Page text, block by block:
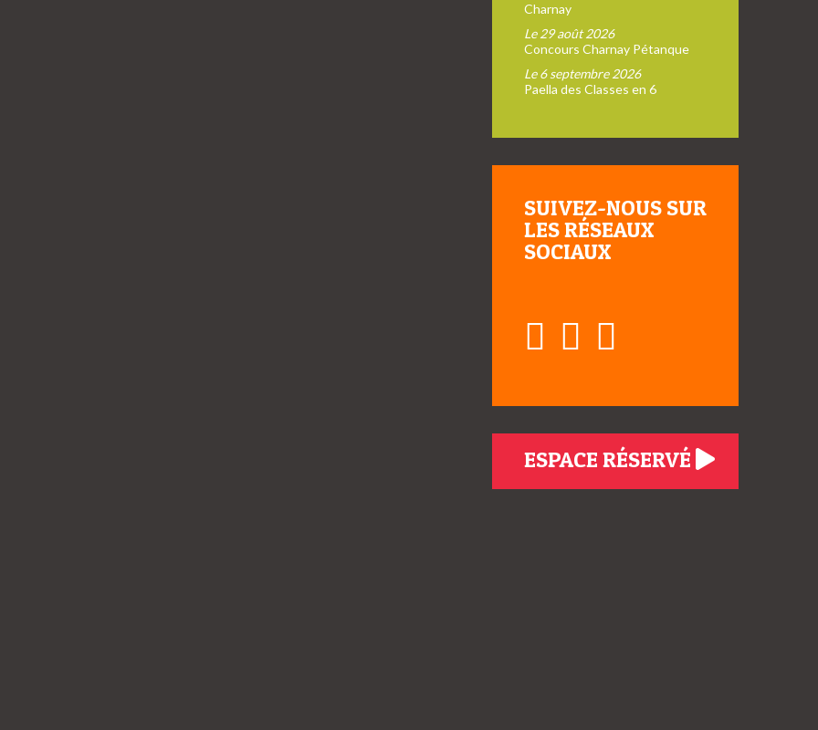
Charnay
Le 29 août 2026
Concours Charnay Pétanque
Le 6 septembre 2026
Paella des Classes en 6
SUIVEZ-NOUS SUR
LES RÉSEAUX
SOCIAUX
ESPACE RÉSERVÉ